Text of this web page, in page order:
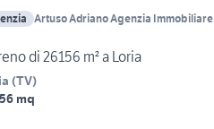
Artuso Adriano Agenzia Immobiliare
di 26156 m² a Loria
(TV)
mq